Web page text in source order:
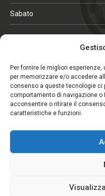
Per fornire le migliori
per memorizzare e/o accedere
consenso a queste tecnologie ci
comportamento di navigazione o
acconsentire o ritirare il
caratteristiche e funzioni.
Sabato
ORARI IN ALTA
Lunedì - Venerdì
Sabato
CHIUSO IL SABATO
(gennaio, febbraio, agosto,
Copyright © 2026.